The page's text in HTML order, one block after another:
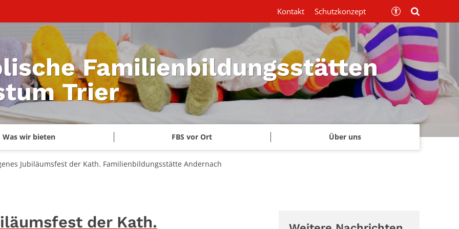
Familienbildungsstätten
Trier
Was wir bieten FBS vor Ort Über uns
Kontakt Schutzkonzept
Jubiläumsfest der Kath. Familienbildungsstätte Andernach
der Kath.